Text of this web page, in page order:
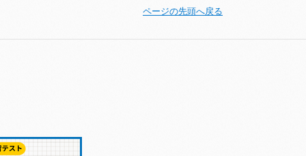
ページの先頭へ戻る